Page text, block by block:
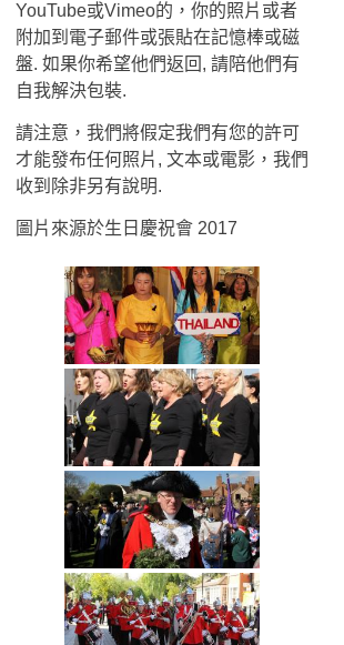
YouTube或Vimeo的，你的照片或者
附加到電子郵件或張貼在記憶棒或磁
盤. 如果你希望他們返回, 請陪他們有
自我解決包裝.
請注意，我們將假定我們有您的許可
才能發布任何照片, 文本或電影，我們
收到除非另有說明.
圖片來源於生日慶祝會 2017